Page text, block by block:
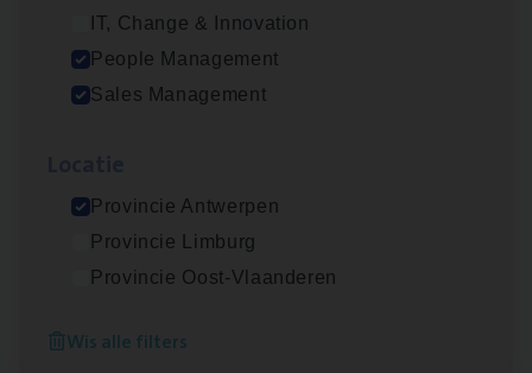
IT, Change & Innovation
People Management
Sales Management
Provincie Antwerpen
Provincie Limburg
Provincie Oost-Vlaanderen
Wis alle filters
Cus­to­mer Care Expert
Antwerpen
Sales Management